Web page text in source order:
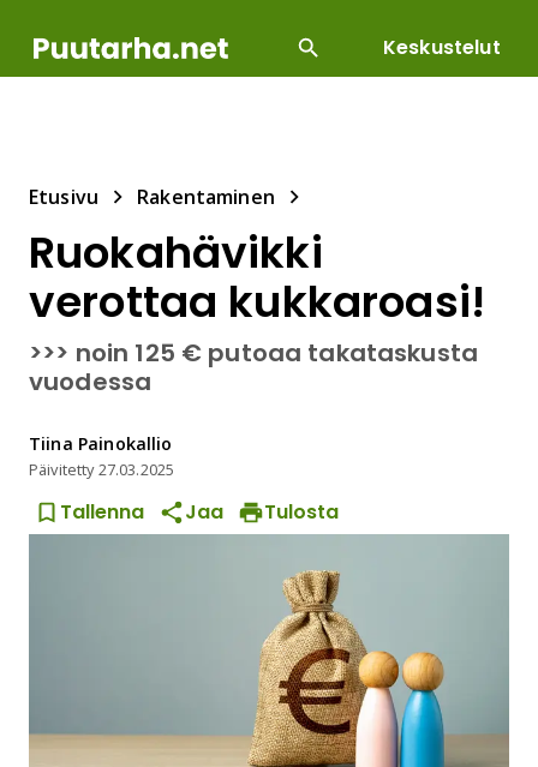
Keskustelut
Etusivu Rakentaminen
Ruokahävikki
verottaa kukkaroasi!
>>> noin 125 € putoaa takataskusta
vuodessa
Tiina Painokallio
Päivitetty27.03.2025
Tallenna Jaa Tulosta